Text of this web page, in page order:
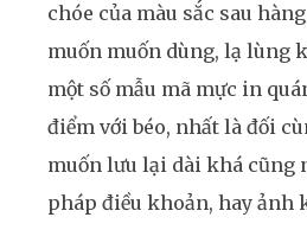
chóe của màu sắc sau
muốn muốn dùng, lạ lùng
một số mẫu mã mực in
điểm với béo, nhất là đối
muốn lưu lại dài khá cũng
pháp điều khoản, hay ảnh